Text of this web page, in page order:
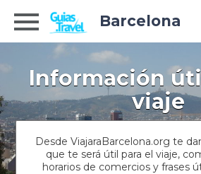
Barcelona
Información
viaje
Desde ViajaraBarcelona.org te
que te será útil para el viaje,
horarios de comercios y frases